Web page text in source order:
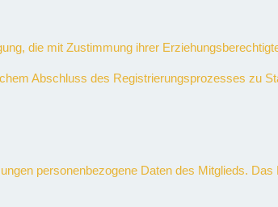
die mit Zustimmung ihrer
Abschluss des Registrierungsprozesses zu
personenbezogene Daten des Mitglieds. Das